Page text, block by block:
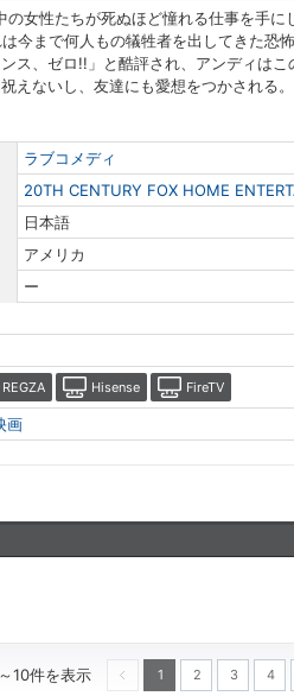
の女性たちが死ぬほど憧れる仕事を手
今まで何人もの犠牲者を出してきた恐
ス、ゼロ!!」と酷評され、アンディは
えないし、友達にも愛想をつかされる
ラブコメディ
20TH CENTURY FOX HOME
日本語
アメリカ
ー
REGZA Hisense FireTV
画
10件を表示 1 2 3 4